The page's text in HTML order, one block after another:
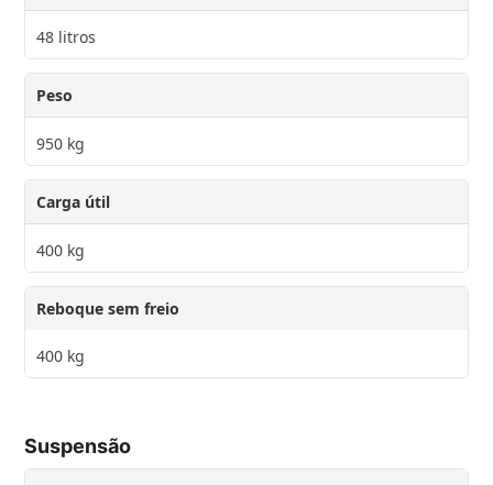
48 litros
Peso
950 kg
Carga útil
400 kg
Reboque sem freio
400 kg
Suspensão